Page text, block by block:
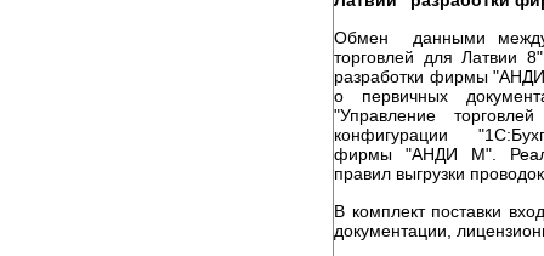
Обмен данными между
торговлей для Латвии
разработки фирмы
о первичных
"Управление
конфигурации
фирмы "АНДИ М".
правил выгрузки
В комплект поставки
документации,